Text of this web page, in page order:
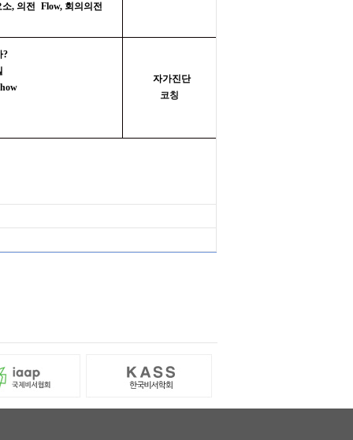
소, 의전 Flow, 회의의전
?
자가진단
코칭